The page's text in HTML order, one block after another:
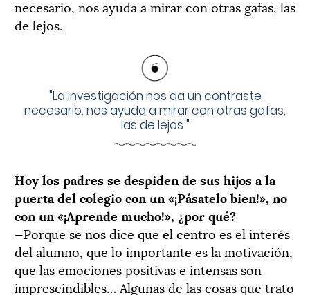
necesario, nos ayuda a mirar con otras gafas, las
de lejos.
"La investigación nos da un contraste
necesario, nos ayuda a mirar con otras gafas,
las de lejos "
Hoy los padres se despiden de sus hijos a la
puerta del colegio con un «¡Pásatelo bien!», no
con un «¡Aprende mucho!», ¿por qué?
—Porque se nos dice que el centro es el interés
del alumno, que lo importante es la motivación,
que las emociones positivas e intensas son
imprescindibles… Algunas de las cosas que trato